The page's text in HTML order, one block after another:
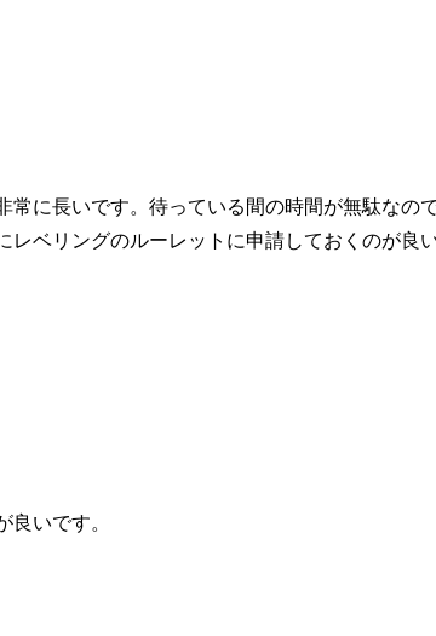
に長いです。待っている間の時間が無駄なの
ベリングのルーレットに申請しておくのが良い
良いです。